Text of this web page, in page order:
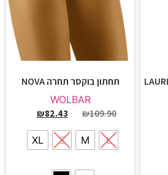
תחתון בוקסר תחרה NOVA
WOLBAR
₪109.90
₪82.43
L
M
S
XL